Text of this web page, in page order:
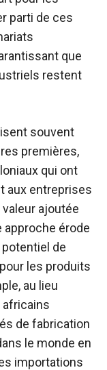
parti de ces
que
restent
souvent
premières,
qui ont
aux entreprises
ajoutée
approche érode
de
les produits
au lieu
africains
de fabrication
le monde en
importations